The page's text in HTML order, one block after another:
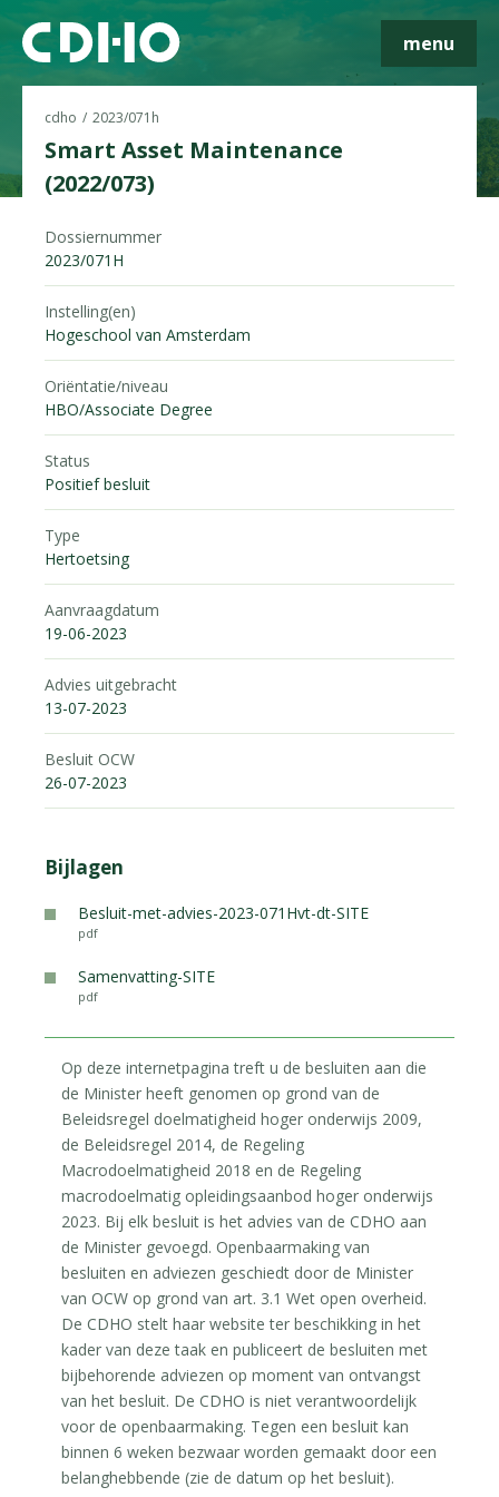
menu
cdho 2023/071h
Smart Asset Maintenance
(2022/073)
Dossiernummer
2023/071H
Instelling(en)
Hogeschool van Amsterdam
Oriëntatie/niveau
HBO/Associate Degree
Status
Positief besluit
Type
Hertoetsing
Aanvraagdatum
19-06-2023
Advies uitgebracht
13-07-2023
Besluit OCW
26-07-2023
Bijlagen
Besluit-met-advies-2023-071Hvt-dt-SITE
pdf
Samenvatting-SITE
pdf
Op deze internetpagina treft u de besluiten aan die
de Minister heeft genomen op grond van de
Beleidsregel doelmatigheid hoger onderwijs 2009,
de Beleidsregel 2014, de Regeling
Macrodoelmatigheid 2018 en de Regeling
macrodoelmatig opleidingsaanbod hoger onderwijs
2023. Bij elk besluit is het advies van de CDHO aan
de Minister gevoegd. Openbaarmaking van
besluiten en adviezen geschiedt door de Minister
van OCW op grond van art. 3.1 Wet open overheid.
De CDHO stelt haar website ter beschikking in het
kader van deze taak en publiceert de besluiten met
bijbehorende adviezen op moment van ontvangst
van het besluit. De CDHO is niet verantwoordelijk
voor de openbaarmaking. Tegen een besluit kan
binnen 6 weken bezwaar worden gemaakt door een
belanghebbende (zie de datum op het besluit).